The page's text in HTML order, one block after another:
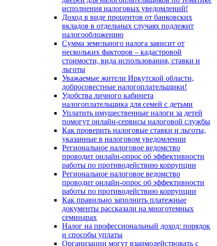
исполнения налоговых уведомлений!
Доход в виде процентов от банковских
вкладов в отдельных случаях подлежит
налогообложению
Сумма земельного налога зависит от
нескольких факторов – кадастровой
стоимости, вида использования, ставки и
льготы
Уважаемые жители Иркутской области,
добросовестные налогоплательщики!
Удобства личного кабинета
налогоплательщика для семей с детьми
Уплатить имущественные налоги за детей
помогут онлайн-сервисы налоговой службы
Как проверить налоговые ставки и льготы,
указанные в налоговом уведомлении
Региональное налоговое ведомство
проводит онлайн-опрос об эффективности
работы по противодействию коррупции
Региональное налоговое ведомство
проводит онлайн-опрос об эффективности
работы по противодействию коррупции
Как правильно заполнить платежные
документы рассказали на многотемных
семинарах
Налог на профессиональный доход: порядок
и способы уплаты
Организации могут взаимодействовать c